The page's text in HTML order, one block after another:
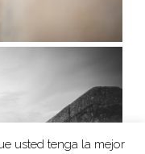
usted tenga la mejor